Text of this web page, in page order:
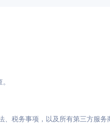
税务事项，以及所有第三方服务